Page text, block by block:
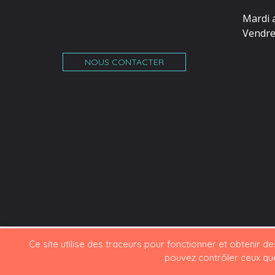
Ce site utilise des traceurs pour fonctionner et obtenir
pouvez contrôler ceux
NOUS CONTACTER
Mardi